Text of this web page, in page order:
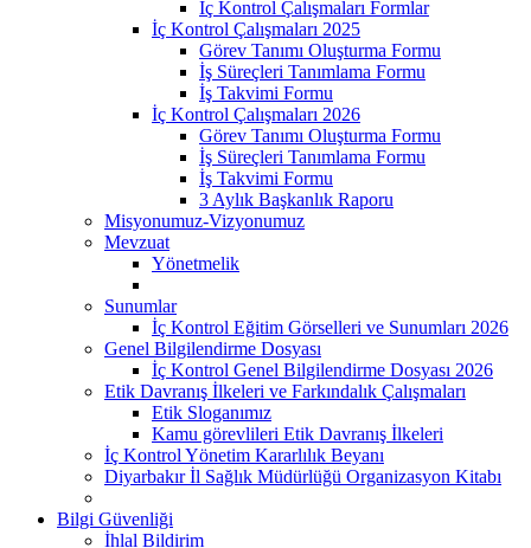
İç Kontrol Çalışmaları Formlar
İç Kontrol Çalışmaları 2025
Görev Tanımı Oluşturma Formu
İş Süreçleri Tanımlama Formu
İş Takvimi Formu
İç Kontrol Çalışmaları 2026
Görev Tanımı Oluşturma Formu
İş Süreçleri Tanımlama Formu
İş Takvimi Formu
3 Aylık Başkanlık Raporu
Misyonumuz-Vizyonumuz
Mevzuat
Yönetmelik
Sunumlar
İç Kontrol Eğitim Görselleri ve Sunumları 2026
Genel Bilgilendirme Dosyası
İç Kontrol Genel Bilgilendirme Dosyası 2026
Etik Davranış İlkeleri ve Farkındalık Çalışmaları
Etik Sloganımız
Kamu görevlileri Etik Davranış İlkeleri
İç Kontrol Yönetim Kararlılık Beyanı
Diyarbakır İl Sağlık Müdürlüğü Organizasyon Kitabı
Bilgi Güvenliği
İhlal Bildirim